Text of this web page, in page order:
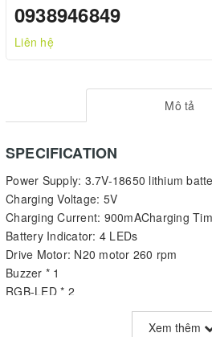
0938946849
Liên hệ
Mô tả
SPECIFICATION
Power Supply: 3.7V-18650 lithium
Charging Voltage: 5V
Charging Current: 900mACharging
Battery Indicator: 4 LEDs
Drive Motor: N20 motor 260 rpm
Buzzer * 1
RGB-LED * 2
GPIO Expansion Ports：P0 P1 P2 P8
Xem thêm